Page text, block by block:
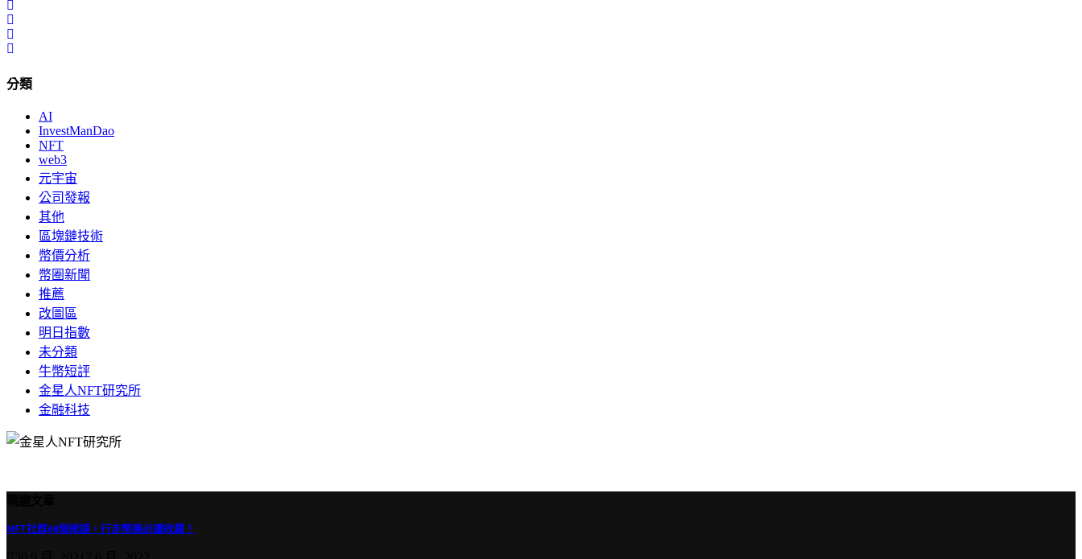
分類
AI
InvestManDao
NFT
web3
元宇宙
公司發報
其他
區塊鏈技術
幣價分析
幣圈新聞
推薦
改圖區
明日指數
未分類
牛幣短評
金星人NFT研究所
金融科技
NFT社群68個術語，行走幣圈必讀收藏！